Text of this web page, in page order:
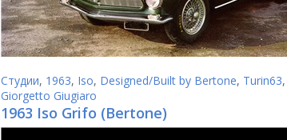
Студии, 1963, Iso, Designed/Built by Bertone, Turin63,
Giorgetto Giugiaro
1963 Iso Grifo (Bertone)